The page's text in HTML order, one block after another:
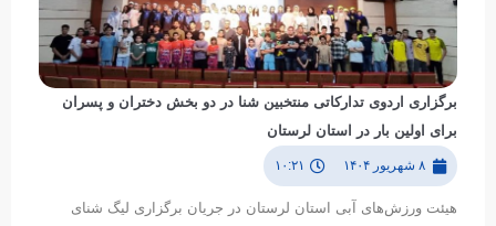
برگزاری اردوی تدارکاتی منتخبین شنا در دو بخش دختران و پسران
برای اولین بار در استان لرستان
۸ شهریور ۱۴۰۴ ۱۰:۲۱
هیئت ورزش‌های آبی استان لرستان در جریان برگزاری لیگ شنای